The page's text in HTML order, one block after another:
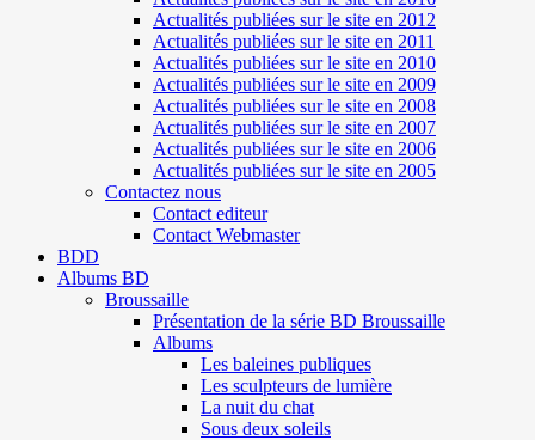
Actualités publiées sur le site en 2012
Actualités publiées sur le site en 2011
Actualités publiées sur le site en 2010
Actualités publiées sur le site en 2009
Actualités publiées sur le site en 2008
Actualités publiées sur le site en 2007
Actualités publiées sur le site en 2006
Actualités publiées sur le site en 2005
Contactez nous
Contact editeur
Contact Webmaster
BDD
Albums BD
Broussaille
Présentation de la série BD Broussaille
Albums
Les baleines publiques
Les sculpteurs de lumière
La nuit du chat
Sous deux soleils